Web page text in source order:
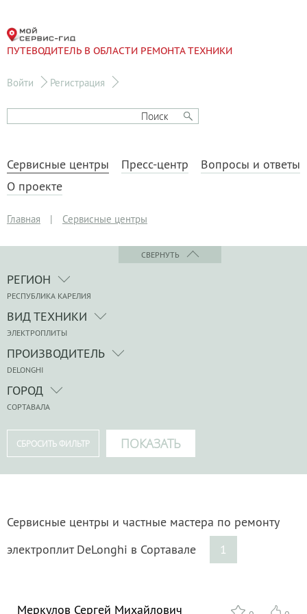
ПУТЕВОДИТЕЛЬ В ОБЛАСТИ РЕМОНТА ТЕХНИКИ
Войти Регистрация
Сервисные центры Пресс-центр
Вопросы и ответы
О проекте
Главная | Сервисные центры
СВЕРНУТЬ
РЕГИОН
РЕСПУБЛИКА КАРЕЛИЯ
ВИД ТЕХНИКИ
ЭЛЕКТРОПЛИТЫ
ПРОИЗВОДИТЕЛЬ
DELONGHI
ГОРОД
СОРТАВАЛА
Сервисные центры и частные мастера по ремонту
электроплит DeLonghi в Сортавале
1
Меркулов Сергей Михайлович